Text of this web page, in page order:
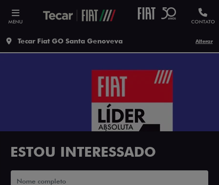
MENU CONTATO
Tecar Fiat GO Santa Genoveva Alterar
ESTOU INTERESSADO